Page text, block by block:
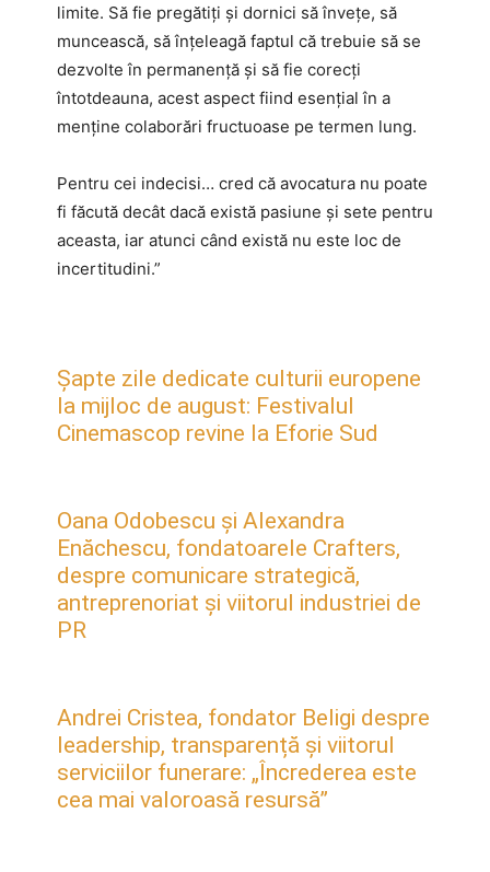
limite. Să fie pregătiți și dornici să învețe, să
muncească, să înțeleagă faptul că trebuie să se
dezvolte în permanență și să fie corecți
întotdeauna, acest aspect fiind esențial în a
menține colaborări fructuoase pe termen lung.
Pentru cei indecisi… cred că avocatura nu poate
fi făcută decât dacă există pasiune și sete pentru
aceasta, iar atunci când există nu este loc de
incertitudini.”
Șapte zile dedicate culturii europene
la mijloc de august: Festivalul
Cinemascop revine la Eforie Sud
Oana Odobescu și Alexandra
Enăchescu, fondatoarele Crafters,
despre comunicare strategică,
antreprenoriat și viitorul industriei de
PR
Andrei Cristea, fondator Beligi despre
leadership, transparență și viitorul
serviciilor funerare: „Încrederea este
cea mai valoroasă resursă”